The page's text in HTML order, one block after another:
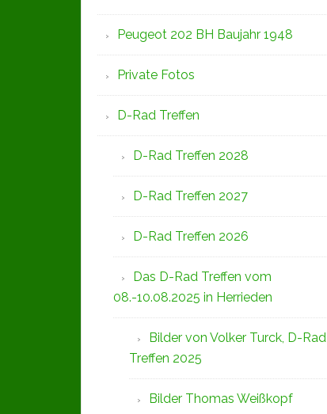
Peugeot 202 BH Baujahr 1948
Private Fotos
D-Rad Treffen
D-Rad Treffen 2028
D-Rad Treffen 2027
D-Rad Treffen 2026
Das D-Rad Treffen vom
08.-10.08.2025 in Herrieden
Bilder von Volker Turck, D-Rad
Treffen 2025
Bilder Thomas Weißkopf